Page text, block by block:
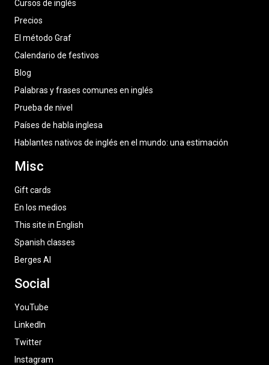
Cursos de inglés
Precios
El método Graf
Calendario de festivos
Blog
Palabras y frases comunes en inglés
Prueba de nivel
Países de habla inglesa
Hablantes nativos de inglés en el mundo: una estimación
Misc
Gift cards
En los medios
This site in English
Spanish classes
Berges AI
Social
YouTube
LinkedIn
Twitter
Instagram